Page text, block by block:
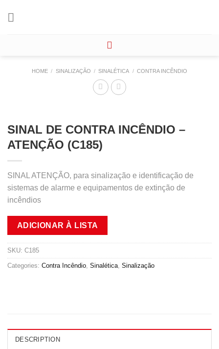
HOME / SINALIZAÇÃO / SINALÉTICA / CONTRA INCÊNDIO
SINAL DE CONTRA INCÊNDIO –
ATENÇÃO (C185)
SINAL ATENÇÃO, para sinalização e identificação de
sistemas de alarme e equipamentos de extinção de
incêndios
ADICIONAR À LISTA
SKU: C185
Categories: Contra Incêndio Sinalética Sinalização
DESCRIPTION